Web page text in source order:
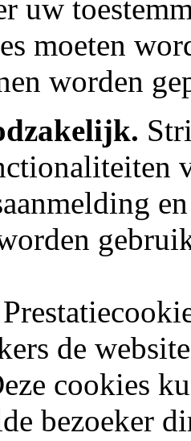
uw
moeten
worden
de
cookies
bezoeker